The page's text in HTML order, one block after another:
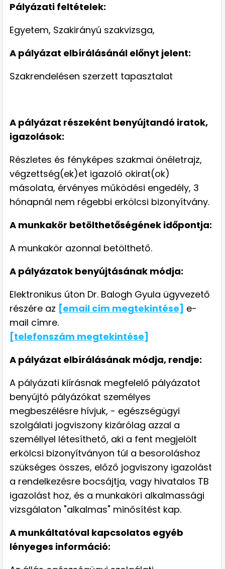
Pályázati feltételek:
Egyetem, Szakirányú szakvizsga,
A pályázat elbírálásánál előnyt jelent:
Szakrendelésen szerzett tapasztalat
A pályázat részeként benyújtandó iratok,
igazolások:
Részletes és fényképes szakmai önéletrajz,
végzettség(ek)et igazoló okirat(ok)
másolata, érvényes működési engedély, 3
hónapnál nem régebbi erkölcsi bizonyítvány.
A munkakör betölthetőségének időpontja:
A munkakör azonnal betölthető.
A pályázatok benyújtásának módja:
Elektronikus úton Dr. Balogh Gyula ügyvezető
részére az [email cím megtekintése] e-
mail címre.
[telefonszám megtekintése]
A pályázat elbírálásának módja, rendje:
A pályázati kiírásnak megfelelő pályázatot
benyújtó pályázókat személyes
megbeszélésre hívjuk, - egészségügyi
szolgálati jogviszony kizárólag azzal a
személlyel létesíthető, aki a fent megjelölt
erkölcsi bizonyítványon túl a besoroláshoz
szükséges összes, előző jogviszony igazolást
a rendelkezésre bocsájtja, vagy hivatalos TB
igazolást hoz, és a munkaköri alkalmassági
vizsgálaton "alkalmas" minősítést kap.
A munkáltatóval kapcsolatos egyéb
lényeges információ: